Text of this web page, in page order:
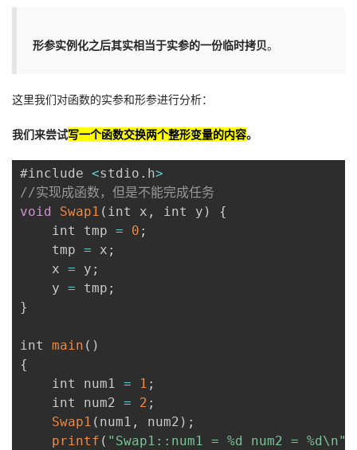
形参实例化之后其实相当于实参的一份临时拷贝。
这里我们对函数的实参和形参进行分析：
我们来尝试写一个函数交换两个整形变量的内容。
#include <stdio . h>
//实现成函数，但是不能完成任务
void
Swap1 ( int x , int y )
{
    int tmp
= 0 ;
    tmp
= x ;
    x
= y ;
    y
= tmp ;
}
int main ( )
{
    int num1
= 1 ;
    int num2
= 2 ;
Swap1 ( num1 , num2 ) ;
printf ( "Swap1::num1 = %d num2 = %d\n"